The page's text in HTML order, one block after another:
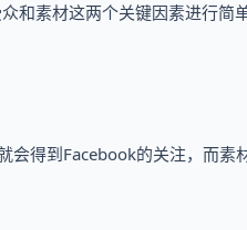
和素材这两个关键因素进行简
会得到Facebook的关注，而素